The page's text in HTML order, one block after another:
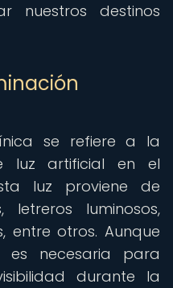
nuestros destinos
se refiere a la
luz artificial en el
luz proviene de
luminosos,
entre otros. Aunque
es necesaria para
durante la